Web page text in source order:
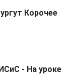
Корочее
- На уроке